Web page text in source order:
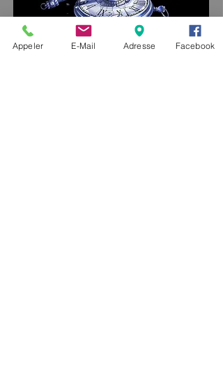
Appeler E-Mail Adresse Facebook